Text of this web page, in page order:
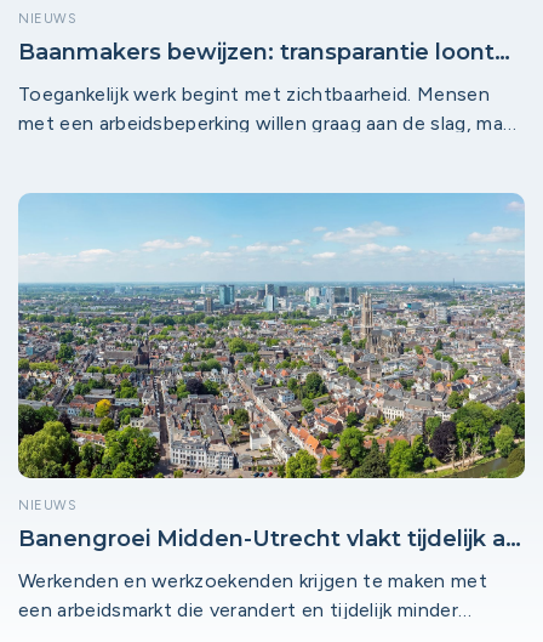
NIEUWS
Baanmakers bewijzen: transparantie loont
Toegankelijk werk begint met zichtbaarheid. Mensen
met een arbeidsbeperking willen graag aan de slag, maar
überhaupt geschikt is. Precies daar maakt de
Baanmakers-module het verschil.
NIEUWS
Banengroei Midden-Utrecht vlakt tijdelijk af
Werkenden en werkzoekenden krijgen te maken met
een arbeidsmarkt die verandert en tijdelijk minder